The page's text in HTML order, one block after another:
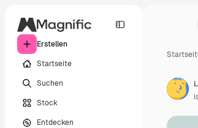
Erstellen
Startseite
Suchen
Stock
Entdecken